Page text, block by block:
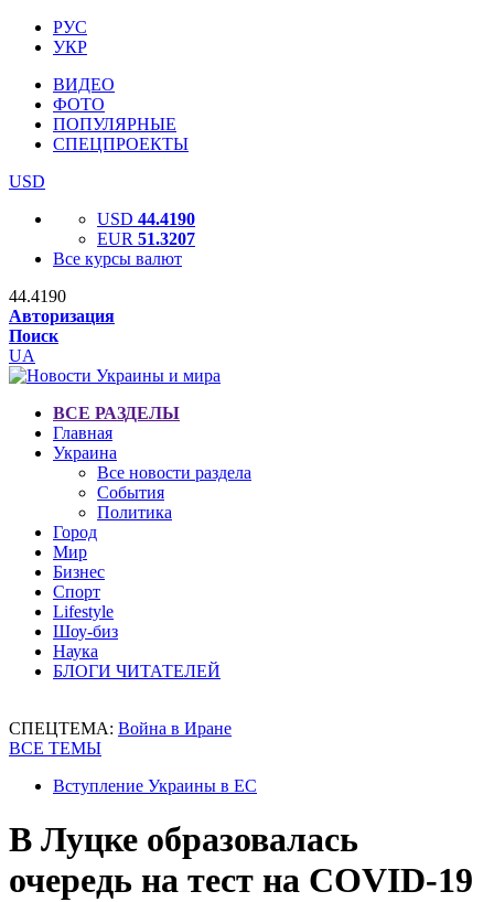
РУС
УКР
ВИДЕО
ФОТО
ПОПУЛЯРНЫЕ
СПЕЦПРОЕКТЫ
USD
USD 44.4190
EUR 51.3207
Все курсы валют
44.4190
Авторизация
Поиск
UA
ВСЕ РАЗДЕЛЫ
Главная
Украина
Все новости раздела
События
Политика
Город
Мир
Бизнес
Спорт
Lifestyle
Шоу-биз
Наука
БЛОГИ ЧИТАТЕЛЕЙ
СПЕЦТЕМА: Война в Иране
ВСЕ ТЕМЫ
Вступление Украины в ЕС
В Луцке образовалась
очередь на тест на COVID-19